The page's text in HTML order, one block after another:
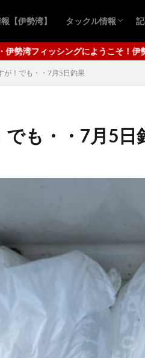
【伊勢湾】 タックル情報
おすすめ商品
青物ルアー
シーバスルアー
湾沖の釣り釣果等を配信してま
が！でも・・7月5日釣果
も・・7月5日